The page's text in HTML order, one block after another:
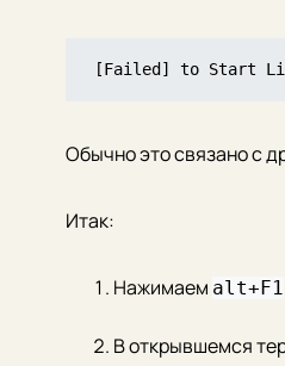
[Failed] to Start
Обычно это связано с
Итак:
Нажимаем alt+F1
В открывшемся